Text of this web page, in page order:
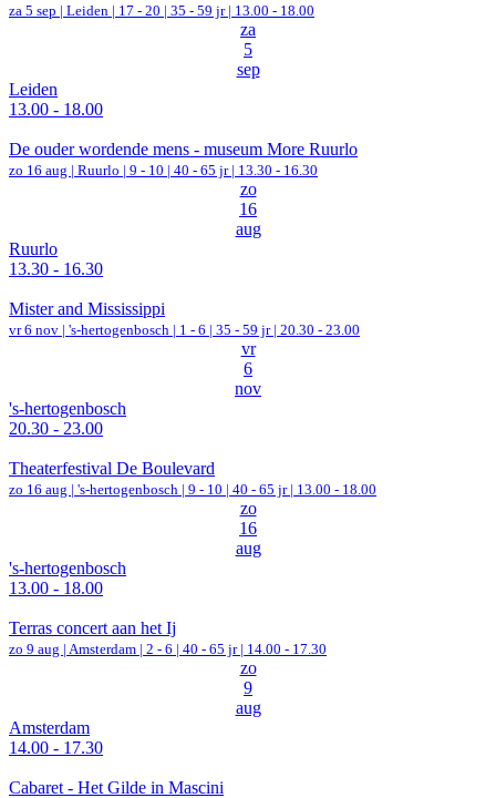
za 5 sep | Leiden | 17 - 20 | 35 - 59 jr | 13.00 - 18.00
za
5
sep
Leiden
13.00 - 18.00
De ouder wordende mens - museum More Ruurlo
zo 16 aug | Ruurlo | 9 - 10 | 40 - 65 jr | 13.30 - 16.30
zo
16
aug
Ruurlo
13.30 - 16.30
Mister and Mississippi
vr 6 nov | 's-hertogenbosch | 1 - 6 | 35 - 59 jr | 20.30 - 23.00
vr
6
nov
's-hertogenbosch
20.30 - 23.00
Theaterfestival De Boulevard
zo 16 aug | 's-hertogenbosch | 9 - 10 | 40 - 65 jr | 13.00 - 18.00
zo
16
aug
's-hertogenbosch
13.00 - 18.00
Terras concert aan het Ij
zo 9 aug | Amsterdam | 2 - 6 | 40 - 65 jr | 14.00 - 17.30
zo
9
aug
Amsterdam
14.00 - 17.30
Cabaret - Het Gilde in Mascini